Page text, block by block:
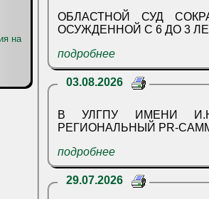
на
ОБЛАСТНОЙ СУД
ОСУЖДЕННОЙ С 6 ДО 3
подробнее
03.08.2026
В УЛГПУ ИМЕНИ
РЕГИОНАЛЬНЫЙ PR-
подробнее
29.07.2026